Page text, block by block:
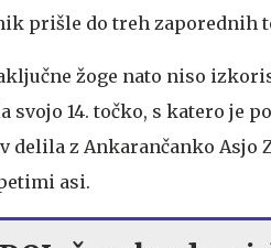
prišle do treh zaporednih
žoge nato niso
svojo 14. točko, s katero je
delila z Ankarančanko Asjo
asi.